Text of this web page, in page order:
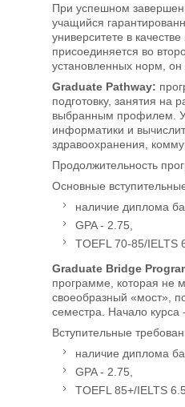
При успешном
учащийся
университете в
присоединяется во
установленных норм, он
Graduate Pathway:
подготовку, занятия на
выбранным профилем.
информатики и
здравоохранения,
Продолжительность
Основные
наличие диплома
GPA - 2.75,
TOEFL 70-85/IELTS
Graduate Bridge
программе, которая не
своеобразный «мост»,
семестра. Начало курса -
Вступительные
наличие диплома
GPA - 2.75,
TOEFL 85+/IELTS